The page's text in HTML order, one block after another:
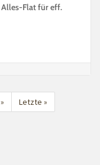
Alles-Flat für eff.
» Letzte »